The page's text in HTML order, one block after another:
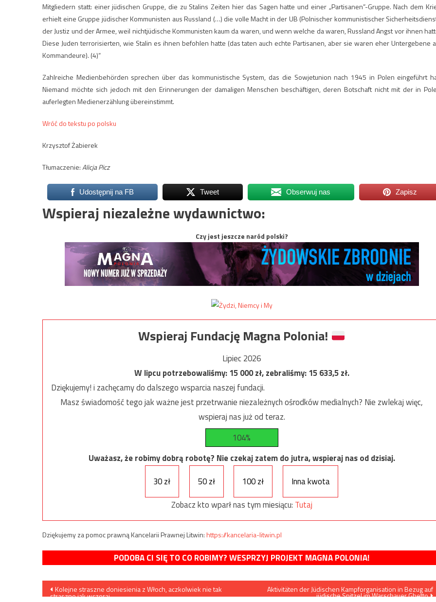
Mitgliedern statt: einer jüdischen Gruppe, die zu Stalins Zeiten hier das Sagen hatte und einer „Partisanen”-Gruppe. Nach dem
erhielt eine Gruppe jüdischer Kommunisten aus Russland (…) die volle Macht in der UB (Polnischer kommunistischer
der Justiz und der Armee, weil nichtjüdische Kommunisten kaum da waren, und wenn welche da waren, Russland Angst vor ihnen
Diese Juden terrorisierten, wie Stalin es ihnen befohlen hatte (das taten auch echte Partisanen, aber sie waren eher Untergebene
Kommandeure). (4)“
Zahlreiche Medienbehörden sprechen über das kommunistische System, das die Sowjetunion nach 1945 in Polen eingeführt
Niemand möchte sich jedoch mit den Erinnerungen der damaligen Menschen beschäftigen, deren Botschaft nicht mit der in
auferlegten Medienerzählung übereinstimmt.
Wróć do tekstu po polsku
Krzysztof Żabierek
Tłumaczenie:Alicja Picz
Udostępnij na FB Tweet Obserwuj nas Zapisz
Wspieraj niezależne wydawnictwo:
Czy jest jeszcze naród polski?
Wspieraj Fundację Magna Polonia!
Lipiec 2026
W lipcu potrzebowaliśmy:15 000zł, zebraliśmy:15 633,5zł.
Dziękujemy! i zachęcamy do dalszego wsparcia naszej fundacji.
Masz świadomość tego jak ważne jest przetrwanie niezależnych ośrodków medialnych? Nie zwlekaj więc,
wspieraj nas już od teraz.
104%
Uważasz, że robimy dobrą robotę? Nie czekaj zatem do jutra, wspieraj nas od dzisiaj.
30 zł
50 zł 100 zł
Inna kwota
Zobacz kto wparł nas tym miesiącu: Tutaj
Dziękujemy za pomoc prawną Kancelarii Prawnej Litwin:https://kancelaria-litwin.pl
PODOBA CI SIĘ TO CO ROBIMY? WESPRZYJ PROJEKT MAGNA POLONIA!
Nawigacja
Kolejne straszne doniesienia z Włoch, aczkolwiek nie tak
straszne jak wczoraj…
Aktivitäten der Jüdischen Kampforganisation in Bezug auf
jüdische Spitzel im Warschauer Ghetto